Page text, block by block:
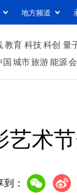
地方频道
教育 科技科创 量
国城市旅游能源
艺术
：